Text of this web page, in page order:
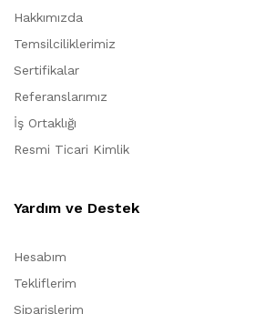
Hakkımızda
Temsilciliklerimiz
Sertifikalar
Referanslarımız
İş Ortaklığı
Resmi Ticari Kimlik
Yardım ve Destek
Hesabım
Tekliflerim
Siparişlerim